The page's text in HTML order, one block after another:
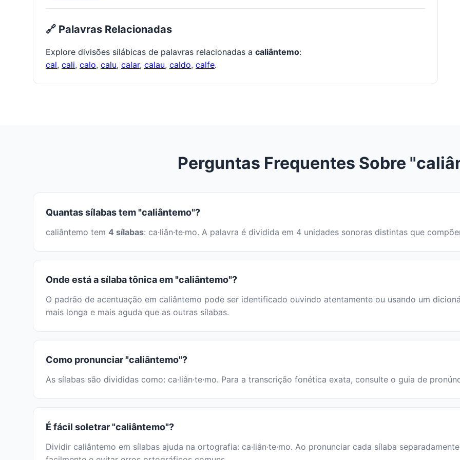
🔗 Palavras Relacionadas
Explore divisões silábicas de palavras relacionadas a caliântemo:
cal, cali, calo, calu, calar, calau, caldo, calfe.
Perguntas Frequentes Sobre
Quantas sílabas tem "caliântemo"?
caliântemo tem 4 sílabas: ca·liân·te·mo. A palavra é dividida em 4 unidades sonoras distintas que
Onde está a sílaba tônica em "caliântemo"?
O padrão de acentuação em caliântemo pode ser identificado ouvindo atentamente ou usando um
mais longa e mais aguda que as outras sílabas.
Como pronunciar "caliântemo"?
As sílabas são divididas como: ca·liân·te·mo. Para a transcrição fonética exata, consulte o guia de
É fácil soletrar "caliântemo"?
Dividir caliântemo em sílabas ajuda na ortografia: ca·liân·te·mo. Ao pronunciar cada sílaba